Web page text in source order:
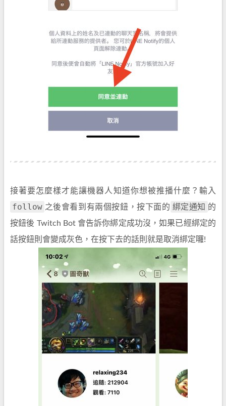
接著要怎麼樣才能讓機器人知道你想被推播什麼？輸入
follow 之後會看到有兩個按鈕，按下面的 綁定通知 的
按鈕後 Twitch Bot 會告訴你綁定成功沒，如果已經綁定的
話按鈕則會變成灰色，在按下去的話則就是取消綁定囉!